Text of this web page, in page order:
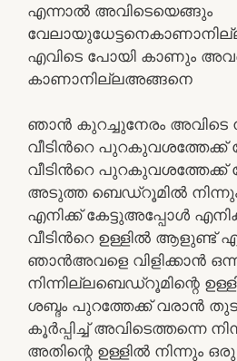
എന്നാൽ അവിടെയെങ്ങും
എവിടെ പോയി കാണും
കാണാനില്ലഅങ്ങനെ
ഞാൻ കുറച്ചുനേരം അവിടെ
വീടിൻറെ
വീടിൻറെ
അടുത്ത ബെഡ്റൂമിൽ
എനിക്ക് കേട്ടുഅപ്പോൾ
വീടിൻറെ ഉള്ളിൽ ആളുണ്ട്
ഞാൻഅവളെ വിളിക്കാൻ
നിന്നില്ലബെഡ്റൂമിന്റെ
ശബ്ദം പുറത്തേക്ക് വരാൻ
കൂർപ്പിച്ച് അവിടെത്തന്നെ
അതിന്റെ ഉള്ളിൽ നിന്നും